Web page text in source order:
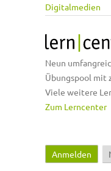
Digitalmedien
Neun
Übungspool mit
Viele weitere
Zum Lerncenter
Haupt-Reiter
Anmelden